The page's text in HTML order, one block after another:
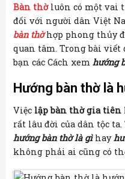
Bàn thờluôn có một vai
đối với người dân Việt
bàn thờhợp phong thủy
quan tâm. Trong bài viết
bạn các Cách xem hướng
Hướng bàn thờ là
Việc lập bàn thờ gia tiên
rất lâu đời của dân tộc
hướng bàn thờ là gìhay
không phải ai cũng có